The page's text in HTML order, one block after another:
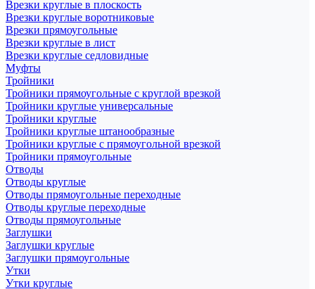
Врезки круглые в плоскость
Врезки круглые воротниковые
Врезки прямоугольные
Врезки круглые в лист
Врезки круглые седловидные
Муфты
Тройники
Тройники прямоугольные с круглой врезкой
Тройники круглые универсальные
Тройники круглые
Тройники круглые штанообразные
Тройники круглые с прямоугольной врезкой
Тройники прямоугольные
Отводы
Отводы круглые
Отводы прямоугольные переходные
Отводы круглые переходные
Отводы прямоугольные
Заглушки
Заглушки круглые
Заглушки прямоугольные
Утки
Утки круглые